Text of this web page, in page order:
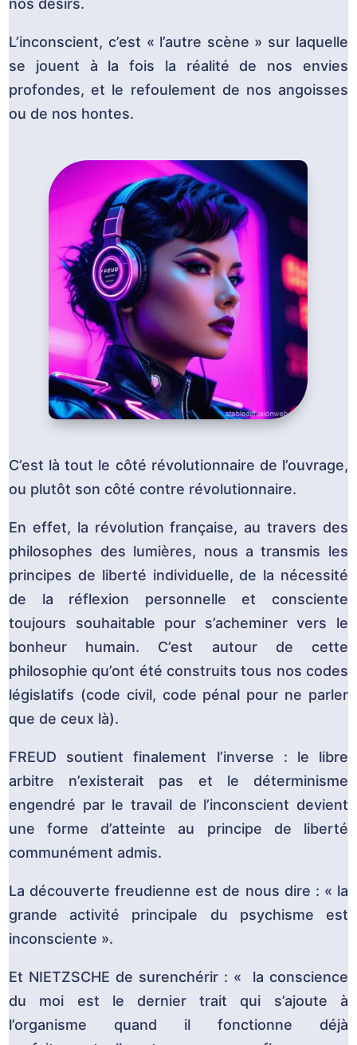
nos désirs.
L’inconscient, c’est « l’autre scène » sur laquelle
se jouent à la fois la réalité de nos envies
profondes, et le refoulement de nos angoisses
ou de nos hontes.
C’est là tout le côté révolutionnaire de l’ouvrage,
ou plutôt son côté contre révolutionnaire.
En effet, la révolution française, au travers des
philosophes des lumières, nous a transmis les
principes de liberté individuelle, de la nécessité
de la réflexion personnelle et consciente
toujours souhaitable pour s’acheminer vers le
bonheur humain. C’est autour de cette
philosophie qu’ont été construits tous nos codes
législatifs (code civil, code pénal pour ne parler
que de ceux là).
FREUD soutient finalement l’inverse : le libre
arbitre n’existerait pas et le déterminisme
engendré par le travail de l’inconscient devient
une forme d’atteinte au principe de liberté
communément admis.
La découverte freudienne est de nous dire : « la
grande activité principale du psychisme est
inconsciente ».
Et NIETZSCHE de surenchérir : « la conscience
du moi est le dernier trait qui s’ajoute à
l’organisme quand il fonctionne déjà